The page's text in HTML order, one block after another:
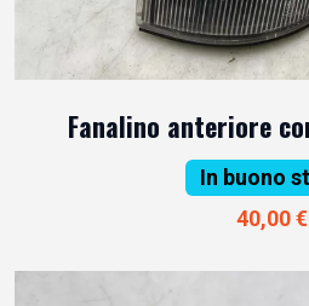
Fanalino anteriore
In buono
40,00 €